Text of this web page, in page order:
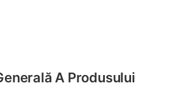
A Produsului